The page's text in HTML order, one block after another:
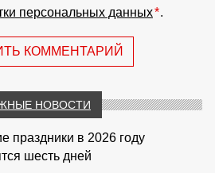
персональных данных*.
КОММЕНТАРИЙ
НОВОСТИ
праздники в 2026 году
шесть дней